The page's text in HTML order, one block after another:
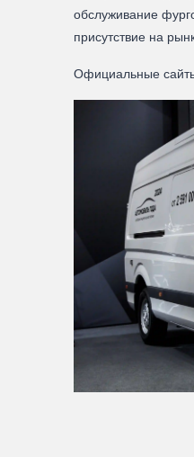
обслуживание
присутствие на
Официальные